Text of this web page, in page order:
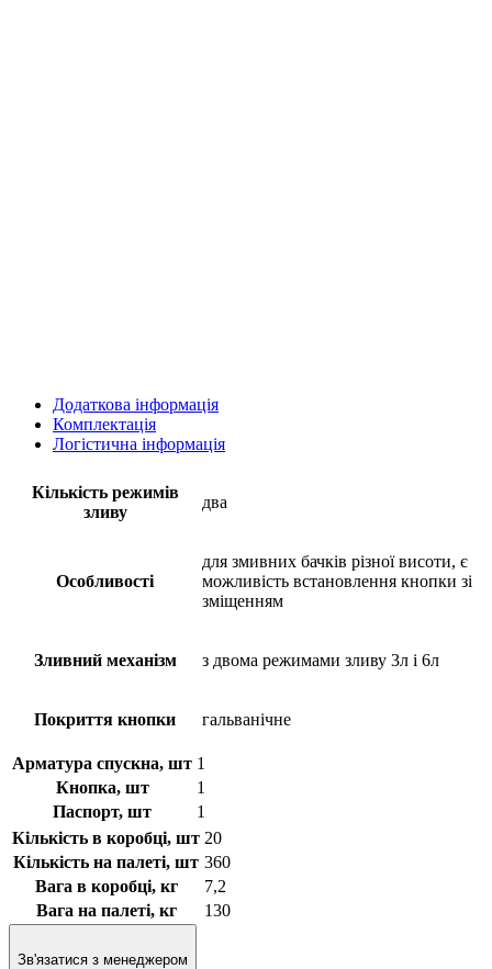
Додаткова інформація
Комплектація
Логістична інформація
Кількість режимів
зливу
два
Особливості
для змивних бачків різної висоти, є
можливість встановлення кнопки зі
зміщенням
Зливний механізм з двома режимами зливу 3л і 6л
Покриття кнопки гальванічне
Арматура спускна, шт 1
Кнопка, шт
1
Паспорт, шт
1
Кількість в коробці, шт 20
Кількість на палеті, шт 360
Вага в коробці, кг
7,2
Вага на палеті, кг
130
Зв'язатися з менеджером